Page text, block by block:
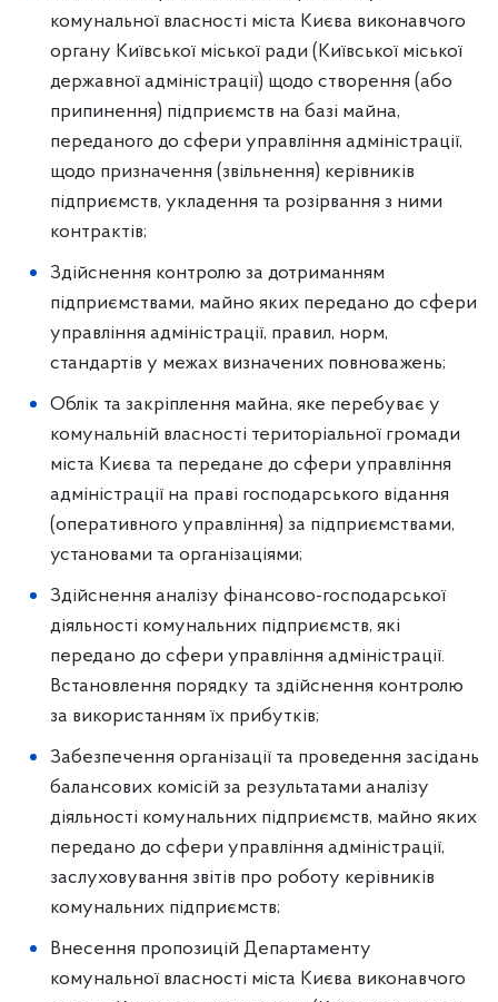
комунальної власності міста Києва виконавчого
органу Київської міської ради (Київської міської
державної адміністрації) щодо створення (або
припинення) підприємств на базі майна,
переданого до сфери управління адміністрації,
щодо призначення (звільнення) керівників
підприємств, укладення та розірвання з ними
контрактів;
Здійснення контролю за дотриманням
підприємствами, майно яких передано до сфери
управління адміністрації, правил, норм,
стандартів у межах визначених повноважень;
Облік та закріплення майна, яке перебуває у
комунальній власності територіальної громади
міста Києва та передане до сфери управління
адміністрації на праві господарського відання
(оперативного управління) за підприємствами,
установами та організаціями;
Здійснення аналізу фінансово-господарської
діяльності комунальних підприємств, які
передано до сфери управління адміністрації.
Встановлення порядку та здійснення контролю
за використанням їх прибутків;
Забезпечення організації та проведення засідань
балансових комісій за результатами аналізу
діяльності комунальних підприємств, майно яких
передано до сфери управління адміністрації,
заслуховування звітів про роботу керівників
комунальних підприємств;
Внесення пропозицій Департаменту
комунальної власності міста Києва виконавчого